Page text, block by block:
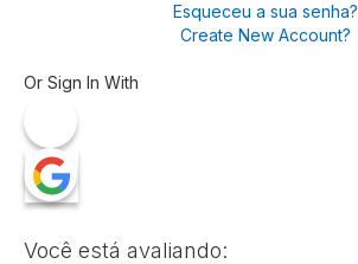
Você está avaliando:
Esqueceu a sua senha?
Create New Account?
Or Sign In With